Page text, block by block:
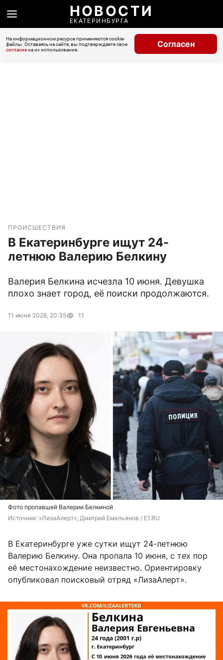
НОВОСТИ
ЕКАТЕРИНБУРГА
На информационном ресурсе применяются cookie-
файлы. Оставаясь на сайте, вы подтверждаете свое
согласиена их использование.
Согласен
ПРОИСШЕСТВИЯ
В Екатеринбурге ищут 24-
летнюю Валерию Белкину
Валерия Белкина исчезла 10 июня. Девушка
плохо знает город, её поиски продолжаются.
11 июня 2026, 20:35 11
Фото пропавшей Валерии Белкиной
Источник: «ЛизаАлерт»; Дмитрий Емельянов / E1.RU
В Екатеринбурге уже сутки ищут 24-летнюю
Валерию Белкину. Она пропала 10 июня, с тех пор
её местонахождение неизвестно. Ориентировку
опубликовал поисковый отряд «ЛизаАлерт».